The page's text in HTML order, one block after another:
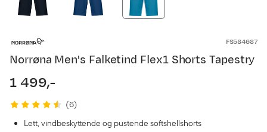
FS584687
Norrøna Men's Falketind Flex1 Shorts Tapestry
price
1 499,-
(6)
Lett, vindbeskyttende og pustende softshellshorts